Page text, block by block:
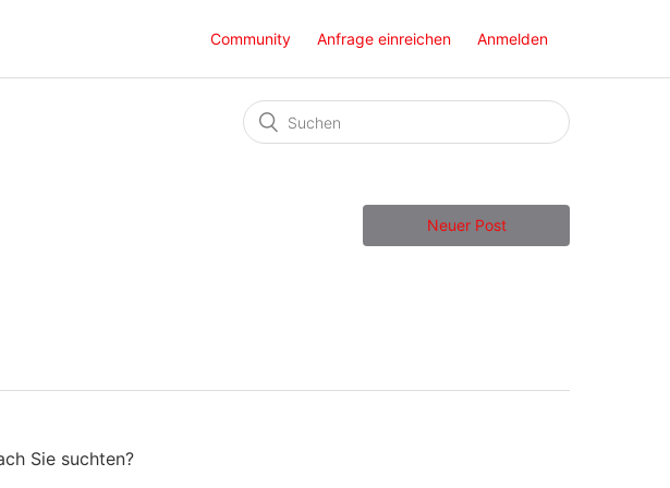
Community Anfrage einreichen Anmelden
Neuer Post
Sie suchten?